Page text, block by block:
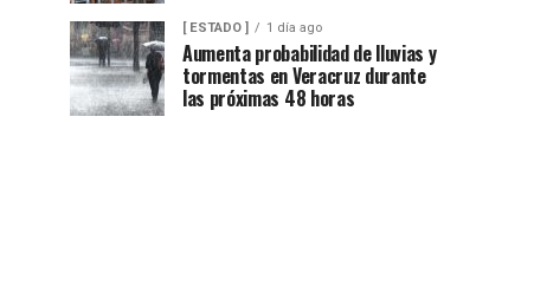
[ ESTADO ] 1 día ago
Aumenta probabilidad de lluvias y
tormentas en Veracruz durante
las próximas 48 horas